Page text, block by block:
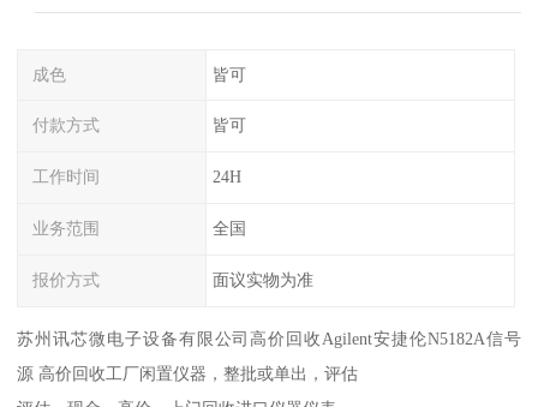
成色 皆可
付款方式 皆可
工作时间 24H
业务范围 全国
报价方式 面议实物为准
苏州讯芯微电子设备有限公司高价回收Agilent安捷伦N5182A信号
源 高价回收工厂闲置仪器，整批或单出，评估